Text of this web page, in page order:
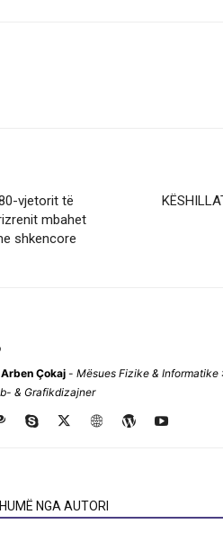
vjetorit të
mbahet
shkencore
Arben Çokaj - Mësues Fizike & Informatike
& Grafikdizajner
NGA AUTORI